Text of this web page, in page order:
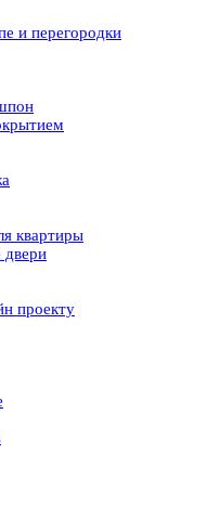
и перегородки
квартиры
двери
проекту